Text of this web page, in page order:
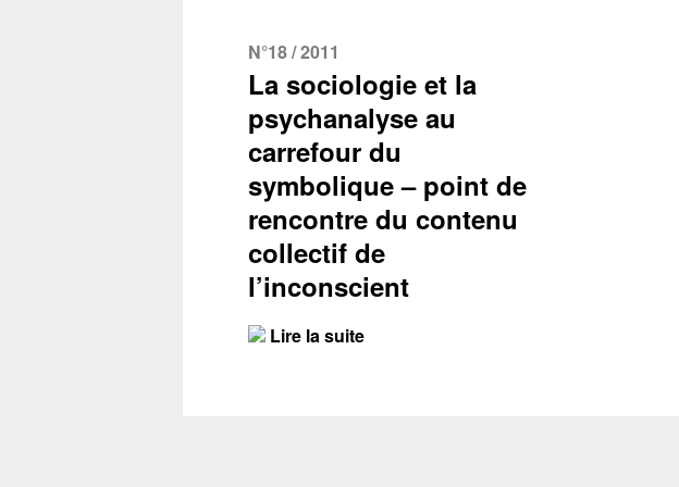
N°18 / 2011
La sociologie et la
psychanalyse au
carrefour du
symbolique – point de
rencontre du contenu
collectif de
l’inconscient
Lire la suite